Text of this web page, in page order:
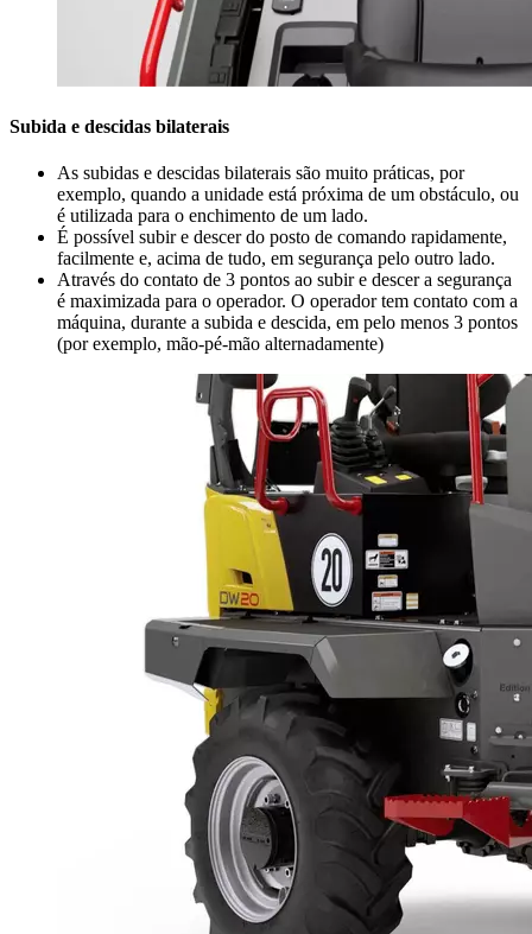
Subida e descidas bilaterais
As subidas e descidas bilaterais são muito práticas, por
exemplo, quando a unidade está próxima de um obstáculo, ou
é utilizada para o enchimento de um lado.
É possível subir e descer do posto de comando rapidamente,
facilmente e, acima de tudo, em segurança pelo outro lado.
Através do contato de 3 pontos ao subir e descer a segurança
é maximizada para o operador. O operador tem contato com a
máquina, durante a subida e descida, em pelo menos 3 pontos
(por exemplo, mão-pé-mão alternadamente)